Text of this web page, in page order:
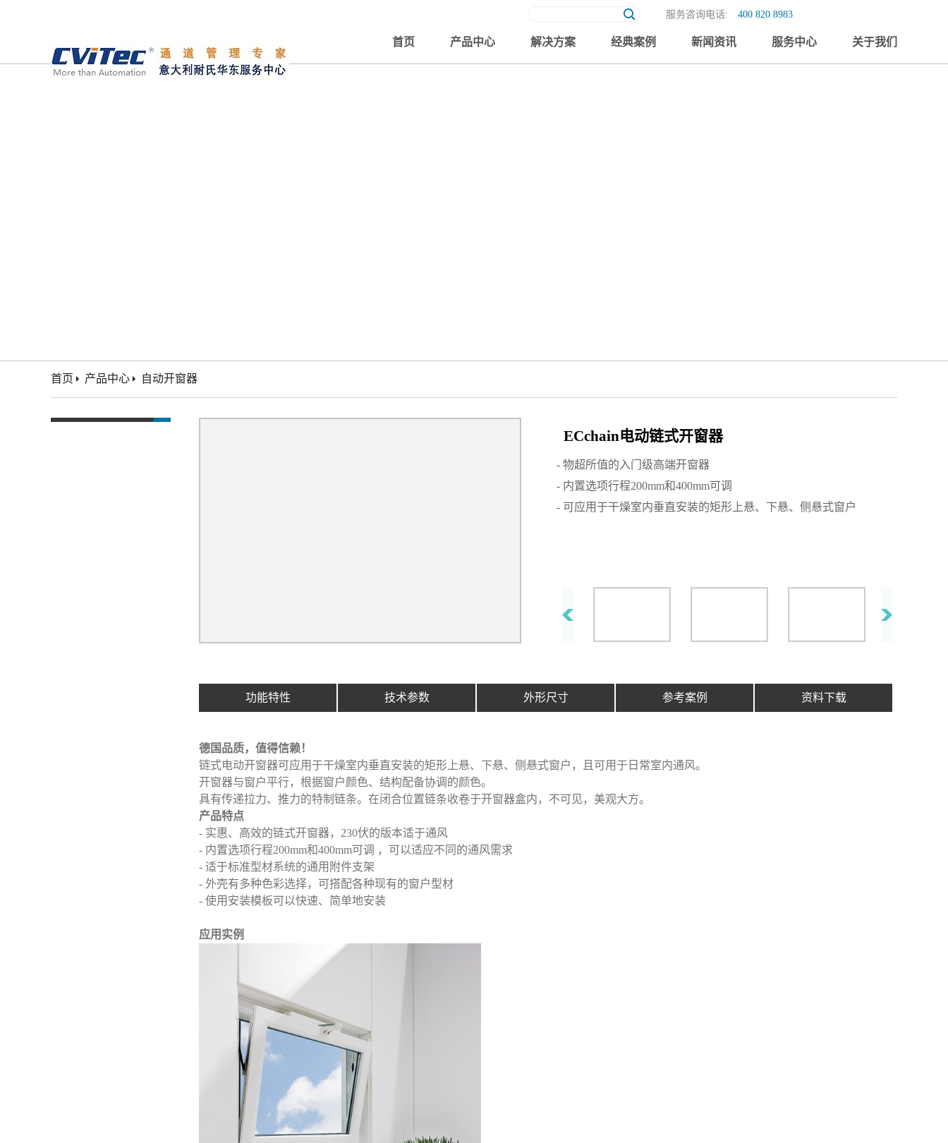
服务咨询电话: 400 820 8983
首页 产品中心 解决方案 经典案例 新闻资讯 服务中心 关于我们
首页 产品中心 自动开窗器
ECchain电动链式开窗器
- 物超所值的入门级高端开窗器
- 内置选项行程200mm和400mm可调
- 可应用于干燥室内垂直安装的矩形上悬、下悬、侧悬式窗户
功能特性 技术参数 外形尺寸 参考案例 资料下载
德国品质，值得信赖！
链式电动开窗器可应用于干燥室内垂直安装的矩形上悬、下悬、侧悬式窗户，且可用于日常室内通风。
开窗器与窗户平行，根据窗户颜色、结构配备协调的颜色。
具有传递拉力、推力的特制链条。在闭合位置链条收卷于开窗器盒内，不可见，美观大方。
产品特点
- 实惠、高效的链式开窗器，230伏的版本适于通风
- 内置选项行程200mm和400mm可调 ，可以适应不同的通风需求
- 适于标准型材系统的通用附件支架
- 外壳有多种色彩选择，可搭配各种现有的窗户型材
- 使用安装模板可以快速、简单地安装
应用实例